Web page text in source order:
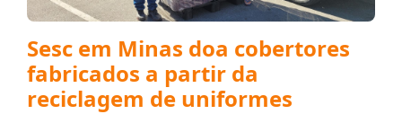
Sesc em Minas doa cobertores
fabricados a partir da
reciclagem de uniformes